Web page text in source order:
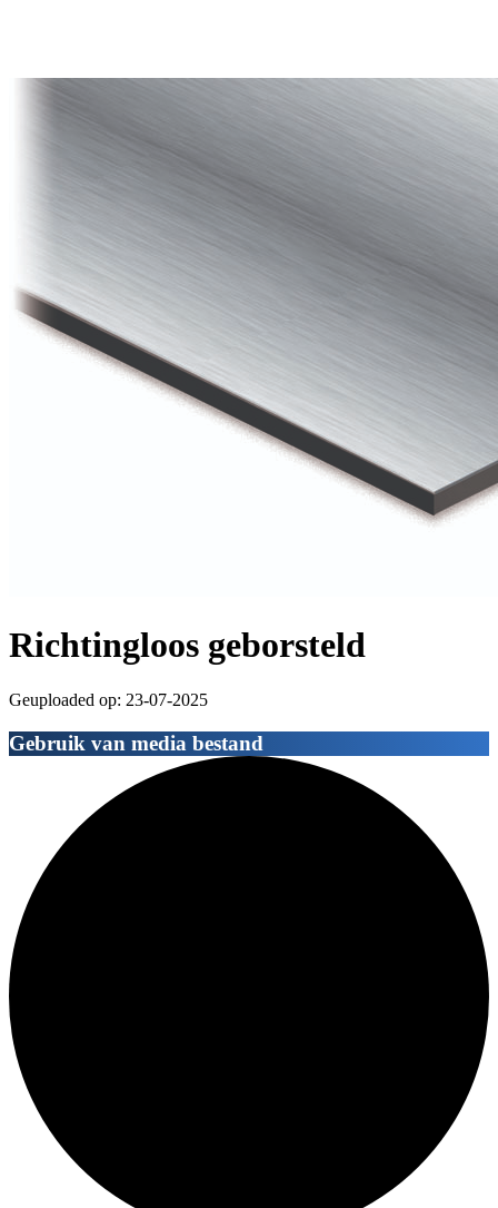
Richtingloos geborsteld
Geuploaded op: 23-07-2025
Gebruik van media bestand